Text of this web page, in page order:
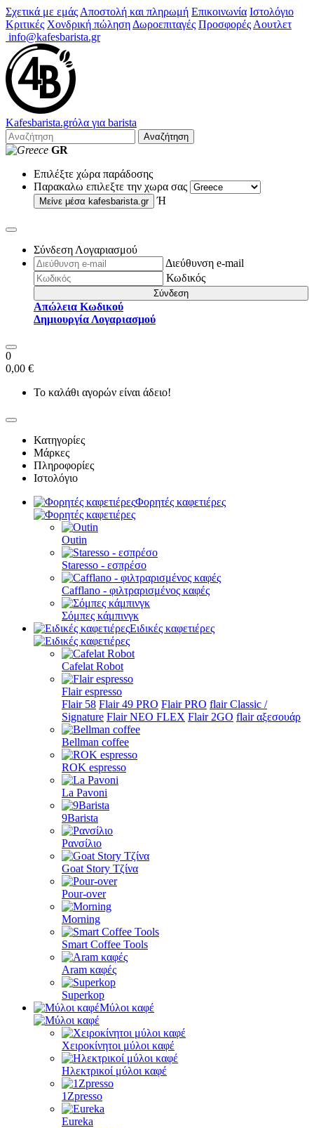
Σχετικά με εμάς Αποστολή και πληρωμή Επικοινωνία Ιστολόγιο
Κριτικές Χονδρική πώληση Δωροεπιταγές Προσφορές Αουτλετ
info@kafesbarista.gr
Kafesbarista.grόλα για barista
Αναζήτηση
GR
Επιλέξτε χώρα παράδοσης
Παρακαλω επιλεξτε την χωρα σας
Μείνε μέσα kafesbarista.gr Ή
Σύνδεση Λογαριασμού
Διεύθυνση e-mail
Κωδικός
Σύνδεση
Απώλεια Κωδικού
Δημιουργία Λογαριασμού
0
0,00 €
Το καλάθι αγορών είναι άδειο!
Κατηγορίες
Μάρκες
Πληροφορίες
Ιστολόγιο
Φορητές καφετιέρες
Outin
Staresso - εσπρέσο
Cafflano - φιλτραρισμένος καφές
Σόμπες κάμπινγκ
Ειδικές καφετιέρες
Cafelat Robot
Flair espresso
Flair 58 Flair 49 PRO Flair PRO flair Classic /
Signature Flair NEO FLEX Flair 2GO flair αξεσουάρ
Bellman coffee
ROK espresso
La Pavoni
9Barista
Ρανσίλιο
Goat Story Τζίνα
Pour-over
Morning
Smart Coffee Tools
Aram καφές
Superkop
Μύλοι καφέ
Χειροκίνητοι μύλοι καφέ
Ηλεκτρικοί μύλοι καφέ
1Zpresso
Eureka